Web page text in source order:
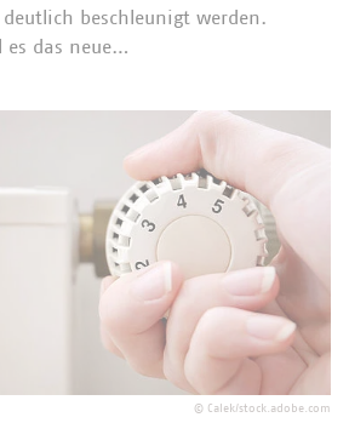
beschleunigt werden.
es das neue…
© Calek/stock.adobe.com